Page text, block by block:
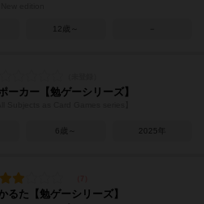
12歳～
ーカー【勉ゲーシリーズ】
6歳～ 2025年
るた【勉ゲーシリーズ】